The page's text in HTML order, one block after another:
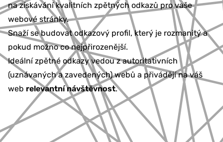
na získávání kvalitních zpětných odkazů pro vaše
webové stránky.
Snaží se budovat odkazový profil, který je rozmanitý a
pokud možno co nejpřirozenější.
Ideální zpětné odkazy vedou z autoritativních
(uznávaných a zavedených) webů a přivádějí na váš
web relevantní návštěvnost.